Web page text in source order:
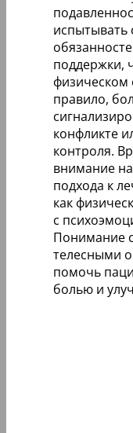
испытывать
поддержки,
физическом
правило,
конфликте
контроля.
внимание
подхода к
как
с
Понимание
телесными
помочь
болью и